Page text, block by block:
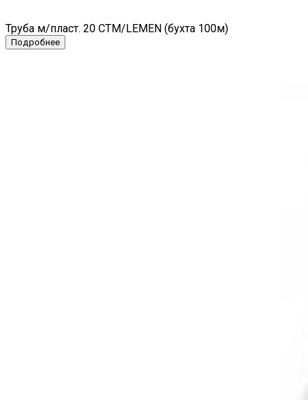
Труба м/пласт. 20 СТМ/LEMEN (бухта 100м)